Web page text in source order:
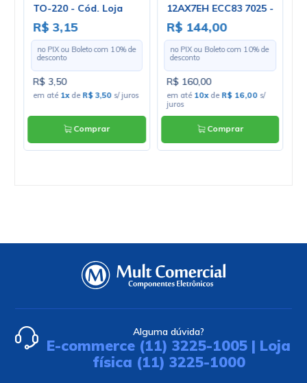
TO-220 - Cód. Loja
2178
R$ 3,15
no PIX ou Boleto com 10% de
desconto
R$ 3,50
em até 1xde R$ 3,50 s/ juros
Comprar
12AX7EH ECC83 7025 -
Electro-Harmonix
R$ 144,00
no PIX ou Boleto com 10% de
desconto
R$ 160,00
em até 10xde R$ 16,00 s/
juros
Comprar
Alguma dúvida?
E-commerce (11) 3225-1005 | Loja
física (11) 3225-1000